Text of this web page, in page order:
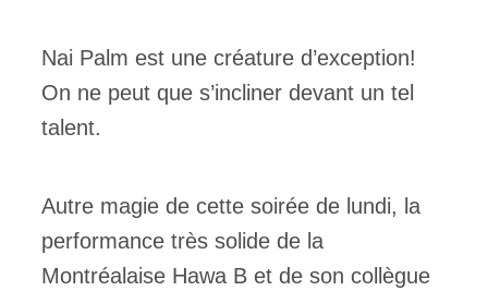
Nai Palm est une créature d’exception!
On ne peut que s’incliner devant un tel
talent.
Autre magie de cette soirée de lundi, la
performance très solide de la
Montréalaise Hawa B et de son collègue